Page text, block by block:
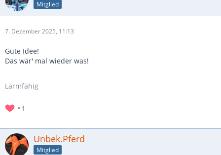
Mitglied
7. Dezember 2025, 11:13
Gute Idee!
Das wär' mal wieder was!
Lärmfähig
1
Unbek.Pferd
Mitglied